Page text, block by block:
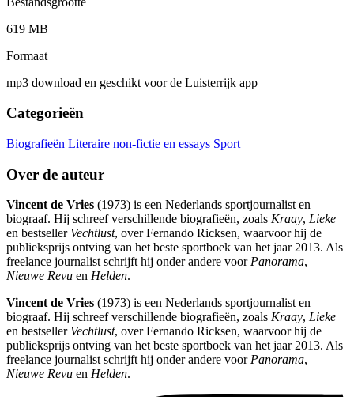
619 MB
Formaat
mp3 download en geschikt voor de Luisterrijk app
Categorieën
Biografieën Literaire non-fictie en essays Sport
Over de auteur
Vincent de Vries (1973) is een Nederlands sportjournalist en
biograaf. Hij schreef verschillende biografieën, zoals Kraay, Lieke
en bestseller Vechtlust, over Fernando Ricksen, waarvoor hij de
publieksprijs ontving van het beste sportboek van het jaar 2013. Als
freelance journalist schrijft hij onder andere voorPanorama,
Nieuwe Revu en Helden.
Vincent de Vries (1973) is een Nederlands sportjournalist en
biograaf. Hij schreef verschillende biografieën, zoals Kraay, Lieke
en bestseller Vechtlust, over Fernando Ricksen, waarvoor hij de
publieksprijs ontving van het beste sportboek van het jaar 2013. Als
freelance journalist schrijft hij onder andere voorPanorama,
Nieuwe Revu en Helden.